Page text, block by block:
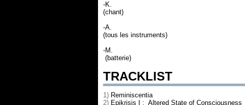
-K.
(chant)
-A.
(tous les instruments)
-M.
(batterie)
TRACKLIST
1) Reminiscentia
2) Epikrisis I : Altered State of Consciousness